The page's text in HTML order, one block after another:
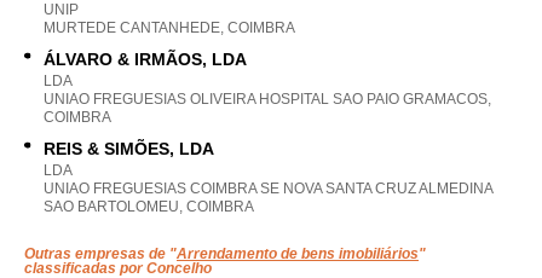
UNIP
MURTEDE CANTANHEDE, COIMBRA
ÁLVARO & IRMÃOS, LDA
LDA
UNIAO FREGUESIAS OLIVEIRA HOSPITAL SAO PAIO GRAMACOS,
COIMBRA
REIS & SIMÕES, LDA
LDA
UNIAO FREGUESIAS COIMBRA SE NOVA SANTA CRUZ ALMEDINA
SAO BARTOLOMEU, COIMBRA
Outras empresas de "Arrendamento de bens imobiliários"
classificadas por Concelho